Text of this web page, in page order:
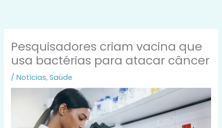
Pesquisadores criam vacina que
usa bactérias para atacar câncer
/Notícias,Saúde